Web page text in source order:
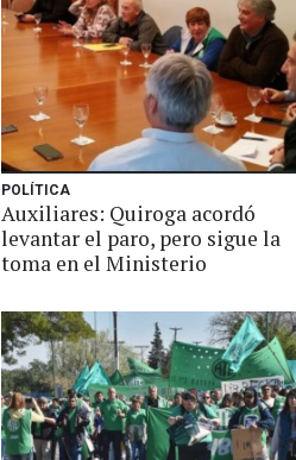
POLÍTICA
Auxiliares: Quiroga acordó
levantar el paro, pero sigue la
toma en el Ministerio